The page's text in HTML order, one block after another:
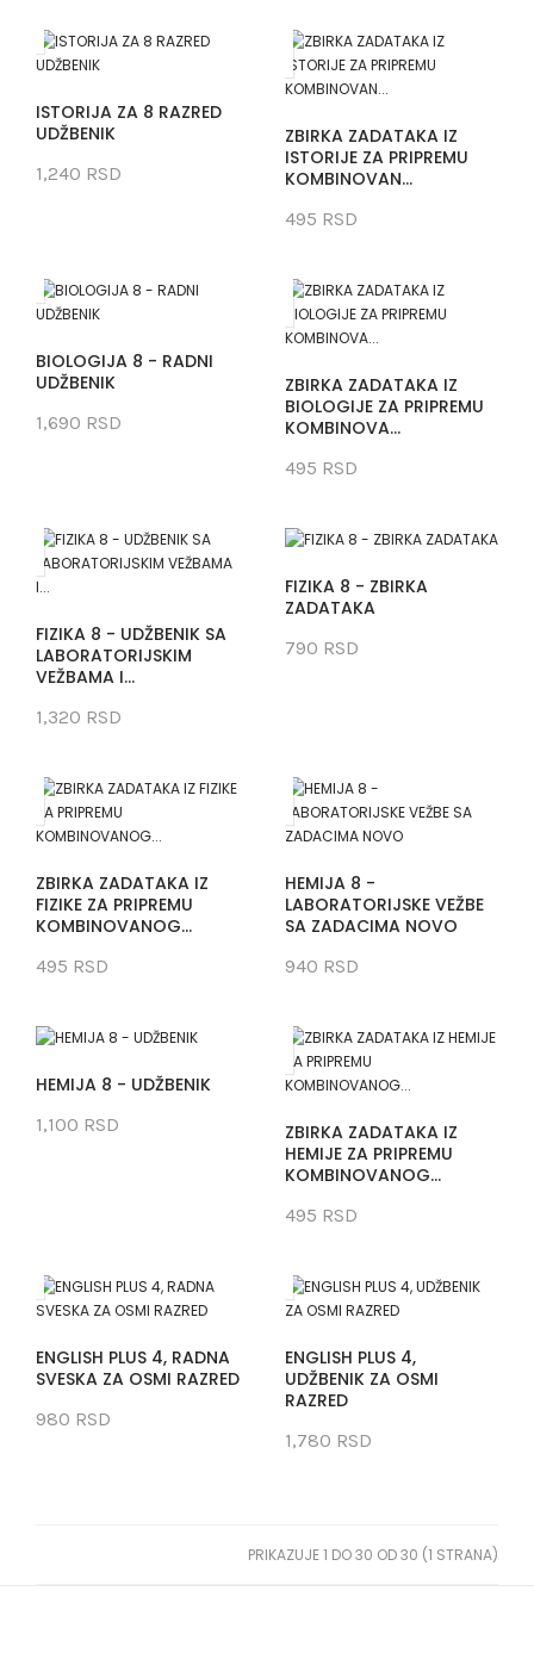
ISTORIJA ZA 8 RAZRED
UDŽBENIK
1,240 RSD
ZBIRKA ZADATAKA IZ
ISTORIJE ZA PRIPREMU
KOMBINOVAN...
495 RSD
BIOLOGIJA 8 - RADNI
UDŽBENIK
1,690 RSD
ZBIRKA ZADATAKA IZ
BIOLOGIJE ZA PRIPREMU
KOMBINOVA...
495 RSD
FIZIKA 8 - UDŽBENIK SA
LABORATORIJSKIM
VEŽBAMA I...
1,320 RSD
FIZIKA 8 - ZBIRKA
ZADATAKA
790 RSD
ZBIRKA ZADATAKA IZ
FIZIKE ZA PRIPREMU
KOMBINOVANOG...
495 RSD
HEMIJA 8 -
LABORATORIJSKE VEŽBE
SA ZADACIMA NOVO
940 RSD
HEMIJA 8 - UDŽBENIK
1,100 RSD
ZBIRKA ZADATAKA IZ
HEMIJE ZA PRIPREMU
KOMBINOVANOG...
495 RSD
ENGLISH PLUS 4, RADNA
SVESKA ZA OSMI RAZRED
980 RSD
ENGLISH PLUS 4,
UDŽBENIK ZA OSMI
RAZRED
1,780 RSD
PRIKAZUJE 1 DO 30 OD 30 (1 STRANA)